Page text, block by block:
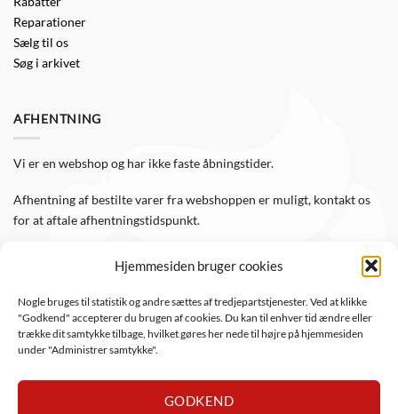
Hjemmesiden bruger cookies
Nogle bruges til statistik og andre sættes af tredjepartstjenester. Ved at klikke
"Godkend" accepterer du brugen af cookies. Du kan til enhver tid ændre eller
trække dit samtykke tilbage, hvilket gøres her nede til højre på hjemmesiden
under "Administrer samtykke".
GODKEND
Reparationer
Sælg til os
Søg i arkivet
AFHENTNING
Vi er en webshop og har ikke faste åbningstider.
Afhentning af bestilte varer fra webshoppen er muligt, kontakt os
for at aftale afhentningstidspunkt.
Følg WTS Retro på de sociale medier, så er du altid opdateret.